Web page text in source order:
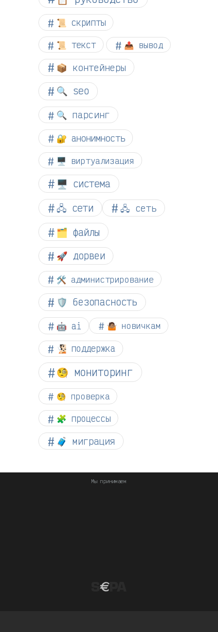
📜 скрипты
📜 текст 📤 вывод
📦 контейнеры
🔍 seo
🔍 парсинг
🔐 анонимность
🖥️ виртуализация
🖥️ система
🖧 сети
🖧 сеть
🗂️ файлы
🚀 дорвеи
🛠️ администрирование
🛡️ безопасность
🤖 ai 🤷🏽 новичкам
🧏🏻 поддержка
🧐 мониторинг
🧐 проверка
🧩 процессы
🧳 миграция
Мы принимаем